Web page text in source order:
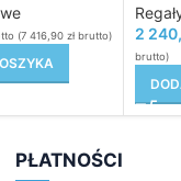
(7 416,90 złbrutto)
2
brutto)
PŁATNOŚCI